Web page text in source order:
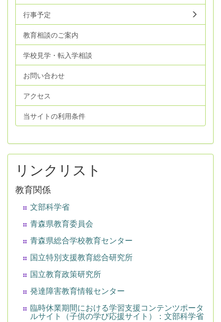
行事予定
教育相談のご案内
学校見学・転入学相談
お問い合わせ
アクセス
当サイトの利用条件
リンクリスト
教育関係
文部科学省
青森県教育委員会
青森県総合学校教育センター
国立特別支援教育総合研究所
国立教育政策研究所
発達障害教育情報センター
臨時休業期間における学習支援コンテンツポータ
ルサイト（子供の学び応援サイト）：文部科学省